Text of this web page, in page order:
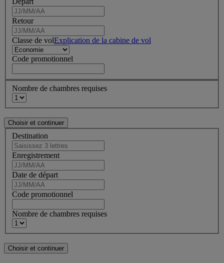
Retour
Classe de volExplication de la cabine de vol
Code promotionnel
Nombre de chambres requises
Destination
Enregistrement
Date de départ
Code promotionnel
Nombre de chambres requises